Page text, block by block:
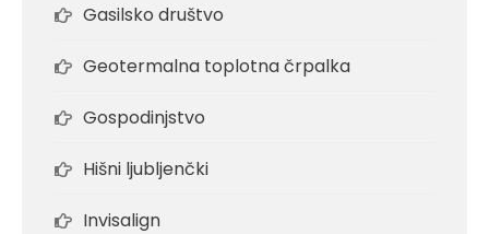
Gasilsko društvo
Geotermalna toplotna črpalka
Gospodinjstvo
Hišni ljubljenčki
Invisalign